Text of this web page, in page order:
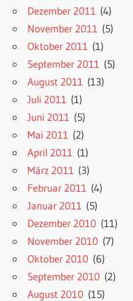
Dezember 2011 (4)
November 2011 (5)
Oktober 2011 (1)
September 2011 (5)
August 2011 (13)
Juli 2011 (1)
Juni 2011 (5)
Mai 2011 (2)
April 2011 (1)
März 2011 (3)
Februar 2011 (4)
Januar 2011 (5)
Dezember 2010 (11)
November 2010 (7)
Oktober 2010 (6)
September 2010 (2)
August 2010 (15)